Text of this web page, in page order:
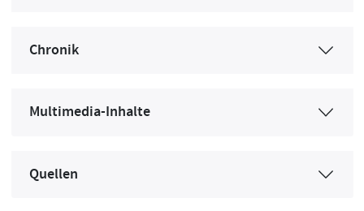
Chronik
Multimedia-Inhalte
Quellen